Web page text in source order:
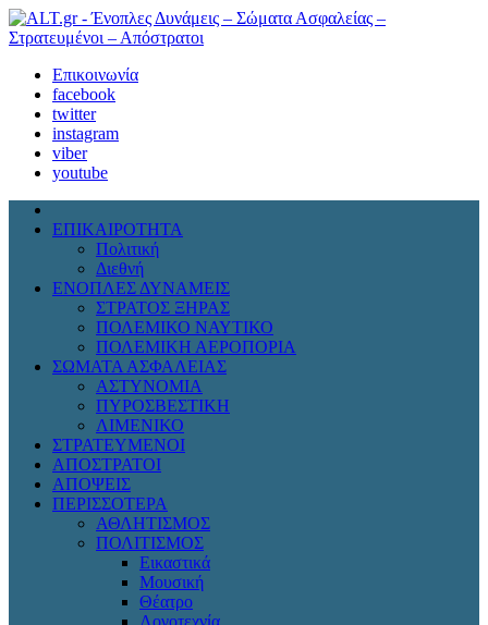
Επικοινωνία
facebook
twitter
instagram
viber
youtube
ΕΠΙΚΑΙΡΟΤΗΤΑ
Πολιτική
Διεθνή
ΕΝΟΠΛΕΣ ΔΥΝΑΜΕΙΣ
ΣΤΡΑΤΟΣ ΞΗΡΑΣ
ΠΟΛΕΜΙΚΟ ΝΑΥΤΙΚΟ
ΠΟΛΕΜΙΚΗ ΑΕΡΟΠΟΡΙΑ
ΣΩΜΑΤΑ ΑΣΦΑΛΕΙΑΣ
ΑΣΤΥΝΟΜΙΑ
ΠΥΡΟΣΒΕΣΤΙΚΗ
ΛΙΜΕΝΙΚΟ
ΣΤΡΑΤΕΥΜΕΝΟΙ
ΑΠΟΣΤΡΑΤΟΙ
ΑΠΟΨΕΙΣ
ΠΕΡΙΣΣΟΤΕΡΑ
ΑΘΛΗΤΙΣΜΟΣ
ΠΟΛΙΤΙΣΜΟΣ
Εικαστικά
Μουσική
Θέατρο
Λογοτεχνία